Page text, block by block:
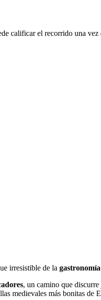
calificar el recorrido una
irresistible de la
, un camino que
medievales más bonitas de